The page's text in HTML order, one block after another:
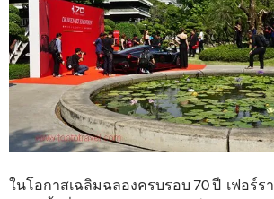
ในโอกาสเฉลิมฉลองครบรอบ 70 ปี เฟอร์